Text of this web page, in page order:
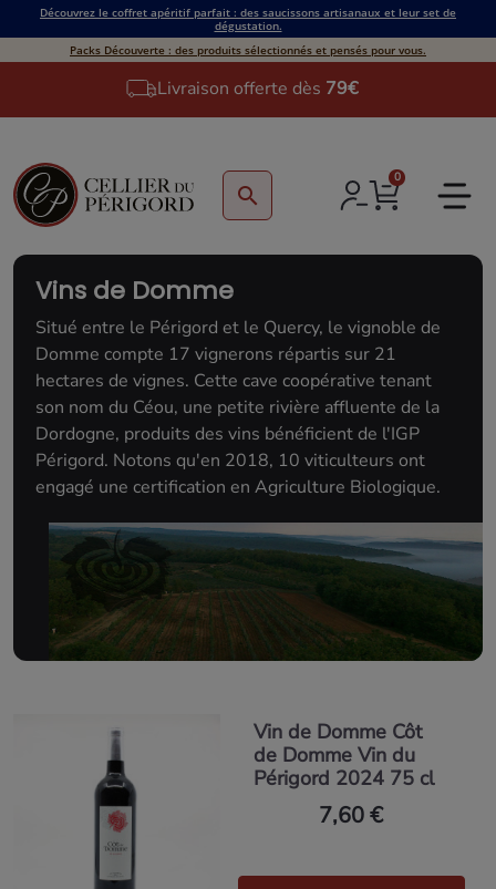
Découvrez le coffret apéritif parfait : des saucissons artisanaux et leur set de
dégustation.
Packs Découverte : des produits sélectionnés et pensés pour vous.
Livraison offerte dès 79€
search
0
Vins de Domme
Situé entre le Périgord et le Quercy, le vignoble de
Domme compte 17 vignerons répartis sur 21
hectares de vignes. Cette cave coopérative tenant
son nom du Céou, une petite rivière affluente de la
Dordogne, produits des vins bénéficient de l'IGP
Périgord. Notons qu'en 2018, 10 viticulteurs ont
engagé une certification en Agriculture Biologique.
Vin de Domme Côt
de Domme Vin du
Périgord 2024 75 cl
7,60 €